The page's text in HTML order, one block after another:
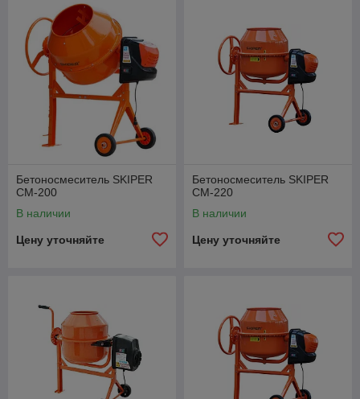
Бетоносмеситель SKIPER
СМ-200
В наличии
Цену уточняйте
Бетоносмеситель SKIPER
СМ-220
В наличии
Цену уточняйте